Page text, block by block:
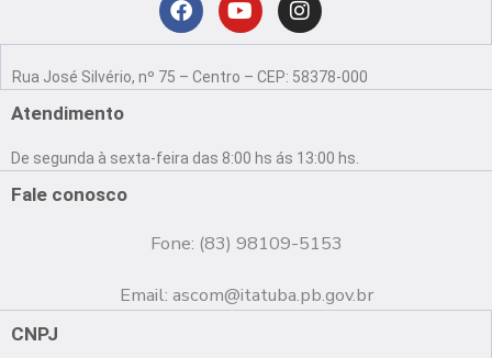
F
c
o
o
Y
u
b
e
I
n
s
g
r
Rua José Silvério, nº 75 – Centro – CEP: 58378-000
Atendimento
De segunda à sexta-feira das 8:00 hs ás 13:00 hs.
Fale conosco
Fone: (83) 98109-5153
Email: ascom@itatuba.pb.gov.br
CNPJ